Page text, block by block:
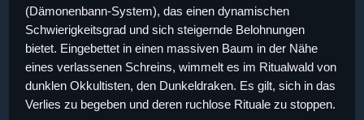
(Dämonenbann-System), das einen dynamischen
Schwierigkeitsgrad und sich steigernde Belohnungen
bietet. Eingebettet in einen massiven Baum in der Nähe
eines verlassenen Schreins, wimmelt es im Ritualwald von
dunklen Okkultisten, den Dunkeldraken. Es gilt, sich in das
Verlies zu begeben und deren ruchlose Rituale zu stoppen.